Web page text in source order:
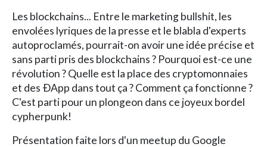
Les blockchains... Entre le marketing bullshit, les
envolées lyriques de la presse et le blabla d'experts
autoproclamés, pourrait-on avoir une idée précise et
sans parti pris des blockchains ? Pourquoi est-ce une
révolution ? Quelle est la place des cryptomonnaies
et des ÐApp dans tout ça ? Comment ça fonctionne ?
C'est parti pour un plongeon dans ce joyeux bordel
cypherpunk!
Présentation faite lors d'un meetup du Google